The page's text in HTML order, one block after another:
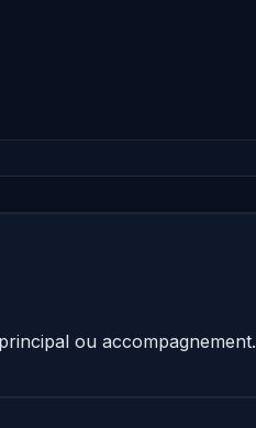
ou accompagnement.